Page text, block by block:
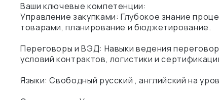
Ваши ключевые компетенции:
Управление закупками: Глубокое знание
товарами, планирование и бюджетирование.
Переговоры и ВЭД: Навыки ведения
условий контрактов, логистики и
Языки: Свободный русский , английский на